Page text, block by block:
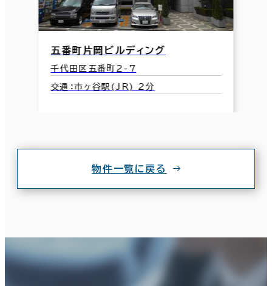
五番町片岡ビルディング
千代田区五番町2-7
交通：市ヶ谷駅(JR) 2分
物件一覧に戻る